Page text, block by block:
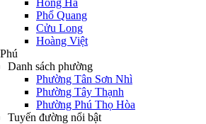
Hồng Hà
Phổ Quang
Cửu Long
Hoàng Việt
Danh sách phường
Phường Tân Sơn Nhì
Phường Tây Thạnh
Phường Phú Thọ Hòa
Tuyến đường nổi bật